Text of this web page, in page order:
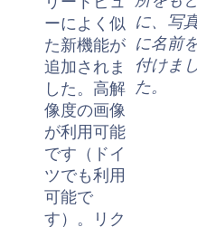
ーによく似
た新機能が
追加されま
した。高解
像度の画像
が利用可能
です（ドイ
ツでも利用
可能で
す）。リク
に、写
に名前
付けま
た。